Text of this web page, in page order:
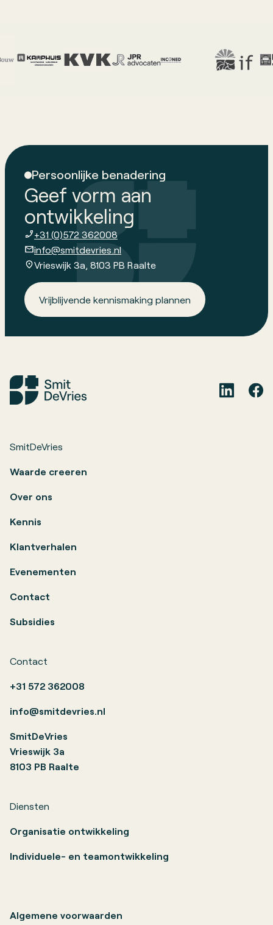
Persoonlijke benadering
Geef vorm aan
ontwikkeling
+31 (0)572 362008
info@smitdevries.nl
Vrieswijk 3a, 8103 PB Raalte
Vrijblijvende kennismaking plannen
SmitDeVries
Waarde creeren
Over ons
Kennis
Klantverhalen
Evenementen
Contact
Subsidies
Diensten
Organisatie ontwikkeling
Individuele- en teamontwikkeling
Contact
+31 572 362008
info@smitdevries.nl
SmitDeVries
Vrieswijk 3a
8103 PB Raalte
Algemene voorwaarden